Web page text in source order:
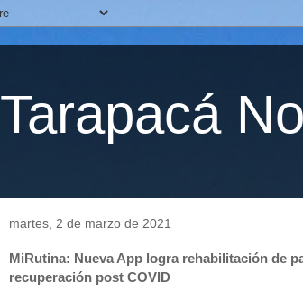
Tarapacá
martes, 2 de marzo de 2021
MiRutina: Nueva App logra rehabilitación de
recuperación post COVID